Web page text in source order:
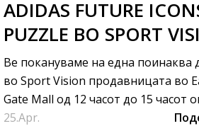
25.Apr.
ADIDAS FUTURE
PUZZLE ВО SPORT
ВО SKOPJE EAST GATE
MALL
Ве покануваме на една поинаква
во Sport Vision продавницата во
Gate Mall од 12 часот до 15 часот
петок и сабота.